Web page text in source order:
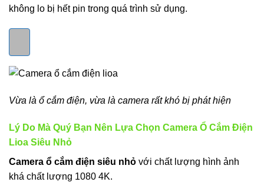
không lo bị hết pin trong quá trình sử dụng.
Vừa là ổ cắm điện, vừa là camera rất khó bị phát hiện
Lý Do Mà Quý Bạn Nên Lựa Chọn Camera Ổ Cắm Điện
Lioa Siêu Nhỏ
Camera ổ cắm điện siêu nhỏ với chất lượng hình ảnh
khá chất lượng 1080 4K.